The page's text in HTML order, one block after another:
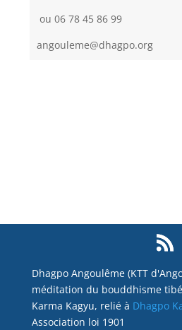
ou 06 78 45 86 99
angouleme@dhagpo.org
Dhagpo Angoulême (KTT
méditation du bouddhisme
Karma Kagyu, relié à Dhagpo
Association loi 1901